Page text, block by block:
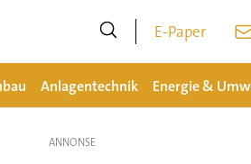
E-Paper
Anlagentechnik Energie &